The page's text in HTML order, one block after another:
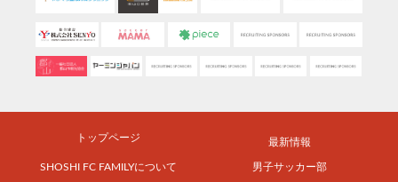
トップページ 最新情報
SHOSHI FC FAMILYについて 男子サッカー部